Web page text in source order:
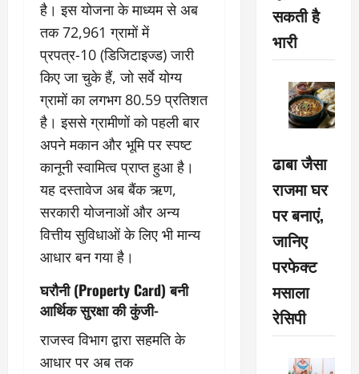
है। इस योजना के माध्यम से अब
तक 72,961 ग्रामों में
प्रपत्र-10 (डिजिटाइज्ड) जारी
किए जा चुके हैं, जो सर्वे योग्य
ग्रामों का लगभग 80.59 प्रतिशत
है। इससे ग्रामीणों को पहली बार
अपने मकान और भूमि पर स्पष्ट
कानूनी स्वामित्व प्राप्त हुआ है।
यह दस्तावेज अब बैंक ऋण,
सरकारी योजनाओं और अन्य
वित्तीय सुविधाओं के लिए भी मान्य
आधार बन गया है।
घरौनी (Property Card) बनी
आर्थिक सुरक्षा की कुंजी-
राजस्व विभाग द्वारा सहमति के
आधार पर अब तक
सकती है
भारी
ढाबा जैसा
राजमा घर
पर बनाएं,
जानिए
परफेक्ट
मसाला
रेसिपी